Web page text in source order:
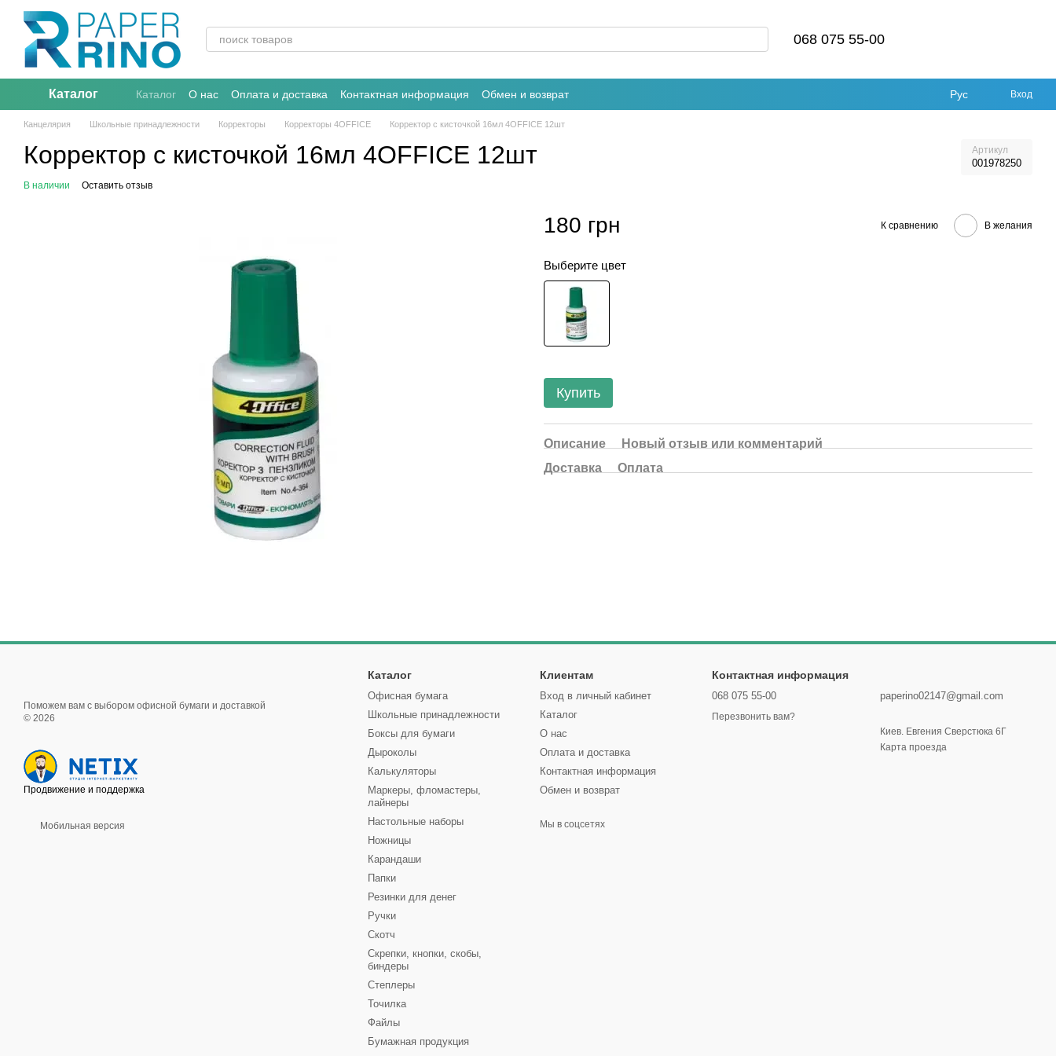
Перейти к основному контенту
068 075 55-00
Каталог Каталог О нас Оплата и доставка Контактная информация Обмен и возврат Рус Вход
Канцелярия Школьные принадлежности Корректоры Корректоры 4OFFICE Корректор с кисточкой 16мл 4OFFICE 12шт
Корректор с кисточкой 16мл 4OFFICE 12шт Артикул
001978250
В наличии Оставить отзыв
180 грн К сравнению В желания
Выберите цвет
Купить
Описание
Новый отзыв или комментарий
Доставка
Оплата
Поможем вам с выбором офисной бумаги и доставкой
© 2026
Продвижение и поддержка
Мобильная версия
Каталог
Офисная бумага
Школьные принадлежности
Боксы для бумаги
Дыроколы
Калькуляторы
Маркеры, фломастеры,
лайнеры
Настольные наборы
Ножницы
Карандаши
Папки
Резинки для денег
Ручки
Скотч
Скрепки, кнопки, скобы,
биндеры
Степлеры
Точилка
Файлы
Бумажная продукция
Клиентам
Вход в личный кабинет
Каталог
О нас
Оплата и доставка
Контактная информация
Обмен и возврат
Мы в соцсетях
Контактная информация
068 075 55-00
Перезвонить вам?
paperino02147@gmail.com
Киев. Евгения Сверстюка 6Г
Карта проезда